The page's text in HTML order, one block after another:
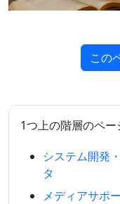
この
1つ上の階層のペー
システム開発
タ
メディアサポ